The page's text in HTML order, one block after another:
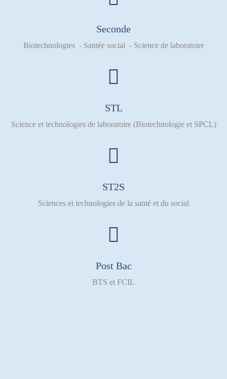
Seconde
Biotechnologies - Santée social - Science de laboratoire
STL
Science et technologies de laboratoire (Biotechnologie et SPCL)
ST2S
Sciences et technologies de la santé et du social
Post Bac
BTS et FCIL